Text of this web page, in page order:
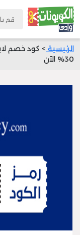
الرئيسية
30% الآن